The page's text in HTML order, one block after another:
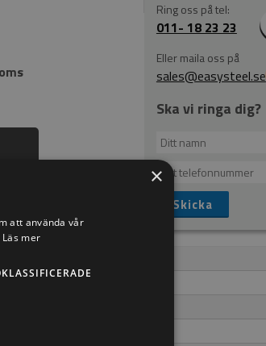
av t.ex. fyrkantiga
Ring oss på tel:
011- 18 23 23
Eller maila oss på
sales@easysteel.se
Ska vi ringa dig?
×
att använda vår
Läs mer